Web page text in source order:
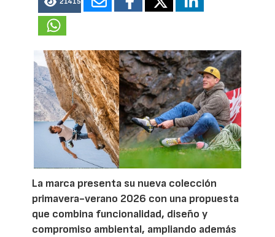
La marca presenta su nueva colección
primavera-verano 2026 con una propuesta
que combina funcionalidad, diseño y
compromiso ambiental, ampliando además